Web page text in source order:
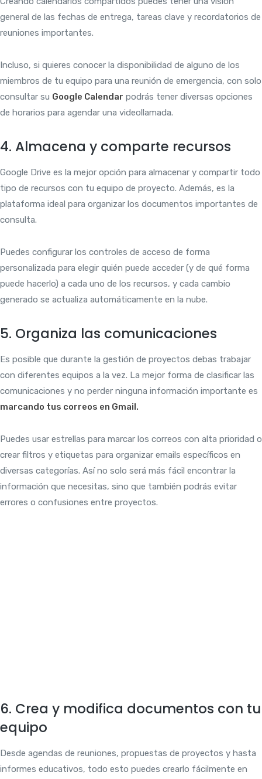
general de las fechas de entrega, tareas clave y recordatorios de
reuniones importantes.
Incluso, si quieres conocer la disponibilidad de alguno de los
miembros de tu equipo para una reunión de emergencia, con solo
consultar su Google Calendar podrás tener diversas opciones
de horarios para agendar una videollamada.
4. Almacena y comparte recursos
Google Drive es la mejor opción para almacenar y compartir todo
tipo de recursos con tu equipo de proyecto. Además, es la
plataforma ideal para organizar los documentos importantes de
consulta.
Puedes configurar los controles de acceso de forma
personalizada para elegir quién puede acceder (y de qué forma
puede hacerlo) a cada uno de los recursos, y cada cambio
generado se actualiza automáticamente en la nube.
5. Organiza las comunicaciones
Es posible que durante la gestión de proyectos debas trabajar
con diferentes equipos a la vez. La mejor forma de clasificar las
comunicaciones y no perder ninguna información importante es
marcando tus correos en Gmail.
Puedes usar estrellas para marcar los correos con alta prioridad o
crear filtros y etiquetas para organizar emails específicos en
diversas categorías. Así no solo será más fácil encontrar la
información que necesitas, sino que también podrás evitar
errores o confusiones entre proyectos.
6. Crea y modifica documentos con tu
equipo
Desde agendas de reuniones, propuestas de proyectos y hasta
informes educativos, todo esto puedes crearlo fácilmente en